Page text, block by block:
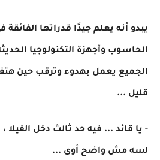
يبدو أنه يعلم جيدًا قدراتها
الحاسوب وأجهزة التكنولوجيا
الجميع يعمل بهدوء وترقب حين
قليل ...
- يا قائد ... فيه حد ثالث دخل
لسه مش واضح أوى ...